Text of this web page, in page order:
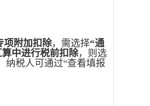
项附加扣除，需选择“通
中进行税前扣除，则选
纳税人可通过“查看填报